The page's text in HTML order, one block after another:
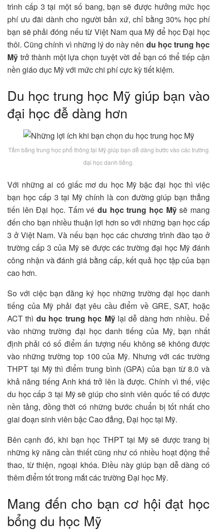
trình cấp 3 tại một số bang, bạn sẽ được hưởng mức học
phí ưu đãi dành cho người bản xứ, chỉ bằng 30% học phí
bạn sẽ phải đóng nếu từ Việt Nam qua Mỹ để học Đại học
thôi. Cũng chính vì những lý do này nên du học trung học
Mỹ trở thành một lựa chọn tuyệt vời để bạn có thể tiếp cận
nền giáo dục Mỹ với mức chi phí cực kỳ tiết kiệm.
Du học trung học Mỹ giúp bạn vào
đại học đễ dàng hơn
Tấm bằng trung học phổ thông tại Mỹ giúp bạn dễ dàng bước vào các trường
đại học danh tiếng.
Với những ai có giấc mơ du học Mỹ bậc đại học thì việc
bạn học cấp 3 tại Mỹ chính là con đường giúp bạn thẳng
tiến lên Đại học. Tấm vé du học trung học Mỹsẽ mang
đến cho bạn nhiều thuận lợi hơn so với những bạn học cấp
3 ở Việt Nam. Và nếu bạn học các chương trình đào tạo ở
trường cấp 3 của Mỹ sẽ được các trường đại học Mỹ đánh
công nhận và đánh giá bằng cấp, kết quả học tập của bạn
cao hơn.
So với ciệc bạn đăng ký học những trường đại học danh
tiếng của Mỹ phải đạt yêu cầu điểm về GRE, SAT, hoặc
ACT thì du học trung học Mỹlại dễ dàng hơn nhiều. Để
vào những trường đại học danh tiếng của Mỹ, bạn nhất
định phải có số điểm ấn tượng nếu không sẽ không được
vào những trường top 100 của Mỹ. Nhưng với các trường
THPT tại Mỹ thì điểm trung bình (GPA) của bạn từ 8.0 và
khả năng tiếng Anh khá trở lên là được. Chính vì thế, việc
du học cấp 3 tại Mỹ sẽ giúp cho sinh viên quốc tế có được
nền tảng, đồng thời có những bước chuẩn bị tốt nhất cho
giai đoạn sinh viên bậc Cao đẳng, Đại học tại Mỹ.
Bên cạnh đó, khi bạn học THPT tại Mỹ sẽ được trang bị
những kỹ năng cần thiết cũng như có nhiều hoạt động thể
thao, từ thiện, ngoại khóa. Điều này giúp bạn dễ dàng có
thêm điểm tốt trong mắt các trường Đại học Mỹ.
Mang đến cho bạn cơ hội đạt học
bổng du học Mỹ